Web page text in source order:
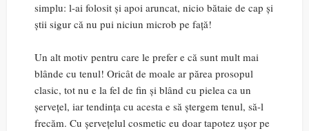
simplu: l-ai folosit și apoi aruncat, nicio bătaie de cap și
știi sigur că nu pui niciun microb pe față!
Un alt motiv pentru care le prefer e că sunt mult mai
blânde cu tenul! Oricât de moale ar părea prosopul
clasic, tot nu e la fel de fin și blând cu pielea ca un
șervețel, iar tendința cu acesta e să ștergem tenul, să-l
frecăm. Cu șervețelul cosmetic eu doar tapotez ușor pe